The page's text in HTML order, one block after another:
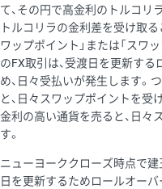
て、その円で高金利のトルコリ
トルコリラの金利差を受け取
ワップポイント」または「スワ
のFX取引は、受渡日を更新す
め、日々受払いが発生します。
と、日々スワップポイントを受
金利の高い通貨を売ると、日々
す。
ニューヨーククローズ時点で
日を更新するためロールオーバ